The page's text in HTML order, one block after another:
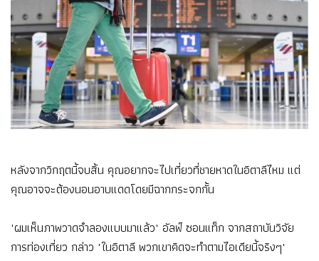
หลังจากวิกฤตนี้จบสิ้น คุณอยากจะไปเที่ยวที่ชายหาดในอิตาลีไหม แต่
คุณอาจจะต้องนอนอาบแดดโดยมีฉากกระจกกั้น
"ผมเห็นภาพวาดจำลองแบบมาแล้ว" อัลฟ์ ซอนแท็ก จากสถาบันวิจัย
การท่องเที่ยว กล่าว "ในอิตาลี พวกเขาคิดจะทำตามไอเดียนี้จริงๆ"